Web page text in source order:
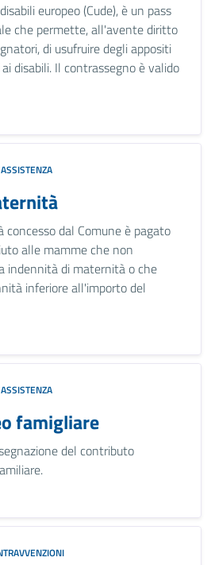
europeo (Cude), è un pass
che permette, all'avente diritto
di usufruire degli appositi
disabili. Il contrassegno è valido
concesso dal Comune è pagato
alle mamme che non
indennità di maternità o che
inferiore all'importo del
famigliare
del contributo